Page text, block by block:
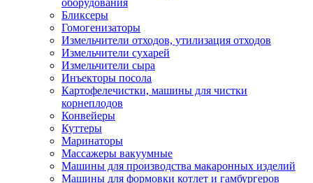
оборудования
Бликсеры
Гомогенизаторы
Измельчители отходов, утилизация отходов
Измельчители сухарей
Измельчители сыра
Инъекторы посола
Картофелечистки, машины для чистки
корнеплодов
Конвейеры
Куттеры
Маринаторы
Массажеры вакуумные
Машины для производства макаронных изделий
Машины для формовки котлет и гамбургеров